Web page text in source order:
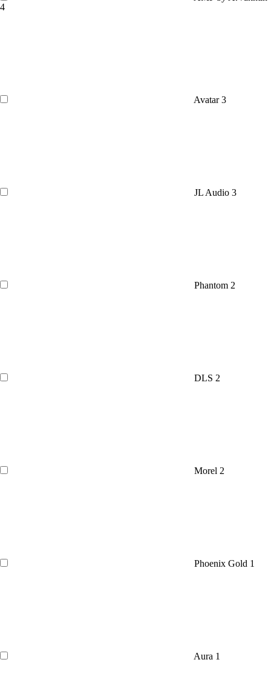
4
Avatar3
JL Audio 3
Phantom 2
DLS 2
Morel 2
Phoenix Gold 1
Aura 1